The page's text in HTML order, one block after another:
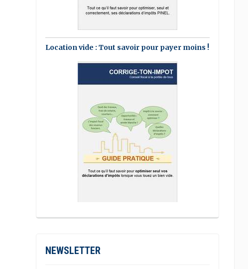
Location vide : Tout savoir pour payer moins !
NEWSLETTER